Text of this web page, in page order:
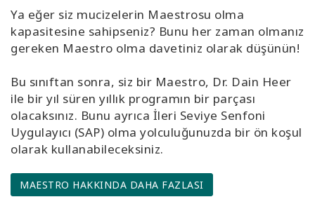
Ya eğer siz mucizelerin Maestrosu olma
kapasitesine sahipseniz? Bunu her zaman olmanız
gereken Maestro olma davetiniz olarak düşünün!
Bu sınıftan sonra, siz bir Maestro, Dr. Dain Heer
ile bir yıl süren yıllık programın bir parçası
olacaksınız. Bunu ayrıca İleri Seviye Senfoni
Uygulayıcı (SAP) olma yolculuğunuzda bir ön koşul
olarak kullanabileceksiniz.
MAESTRO HAKKINDA DAHA FAZLASI